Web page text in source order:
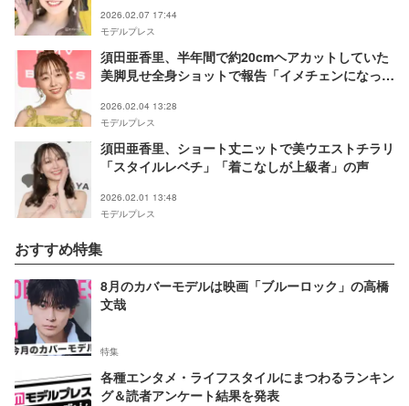
2026.02.07 17:44
モデルプレス
須田亜香里、半年間で約20cmヘアカットしていた
美脚見せ全身ショットで報告「イメチェンになって
2026.02.04 13:28
モデルプレス
須田亜香里、ショート丈ニットで美ウエストチラリ
「スタイルレベチ」「着こなしが上級者」の声
2026.02.01 13:48
モデルプレス
おすすめ特集
8月のカバーモデルは映画「ブルーロック」の高橋
文哉
特集
各種エンタメ・ライフスタイルにまつわるランキン
グ＆読者アンケート結果を発表